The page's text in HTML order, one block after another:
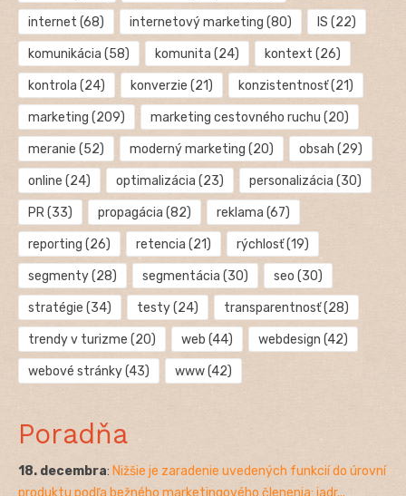
internet (68) internetový marketing (80) IS (22)
komunikácia (58) komunita (24) kontext (26)
kontrola (24) konverzie (21) konzistentnosť(21)
marketing (209) marketing cestovného ruchu (20)
meranie (52) moderný marketing (20) obsah (29)
online (24) optimalizácia (23) personalizácia (30)
PR(33) propagácia (82) reklama (67)
reporting (26) retencia (21) rýchlosť(19)
segmenty(28) segmentácia (30) seo (30)
stratégie (34) testy(24) transparentnosť(28)
trendy v turizme (20) web (44) webdesign (42)
webové stránky(43) www(42)
Poradňa
18. decembra: Nižšie je zaradenie uvedených funkcií do úrovní
produktu podľa bežného marketingového členenia: jadr...